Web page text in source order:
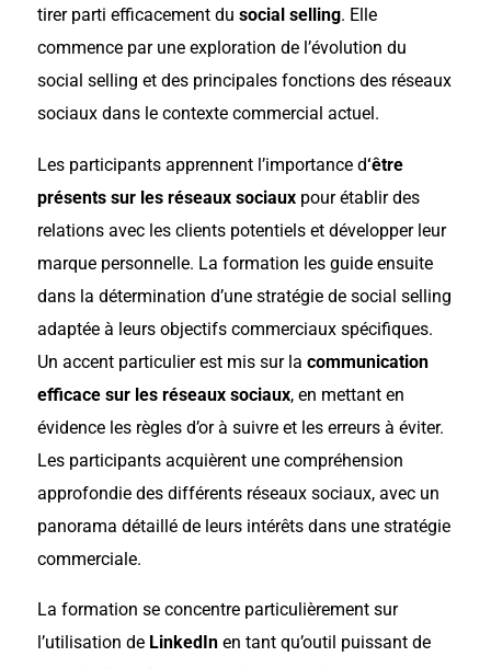
tirer parti efficacement du social selling. Elle
commence par une exploration de l’évolution du
social selling et des principales fonctions des réseaux
sociaux dans le contexte commercial actuel.
Les participants apprennent l’importance d‘être
présents sur les réseaux sociaux pour établir des
relations avec les clients potentiels et développer leur
marque personnelle. La formation les guide ensuite
dans la détermination d’une stratégie de social selling
adaptée à leurs objectifs commerciaux spécifiques.
Un accent particulier est mis sur la communication
efficace sur les réseaux sociaux, en mettant en
évidence les règles d’or à suivre et les erreurs à éviter.
Les participants acquièrent une compréhension
approfondie des différents réseaux sociaux, avec un
panorama détaillé de leurs intérêts dans une stratégie
commerciale.
La formation se concentre particulièrement sur
l’utilisation de LinkedIn en tant qu’outil puissant de